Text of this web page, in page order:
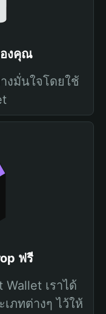
งคุณ
งมั่นใจโดยใช้
ฟรี
เราได้
ภทต่างๆ ไว้ให้